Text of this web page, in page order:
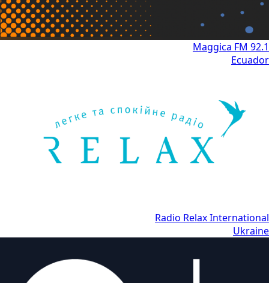
Maggica FM 92.1
Ecuador
Radio Relax International
Ukraine